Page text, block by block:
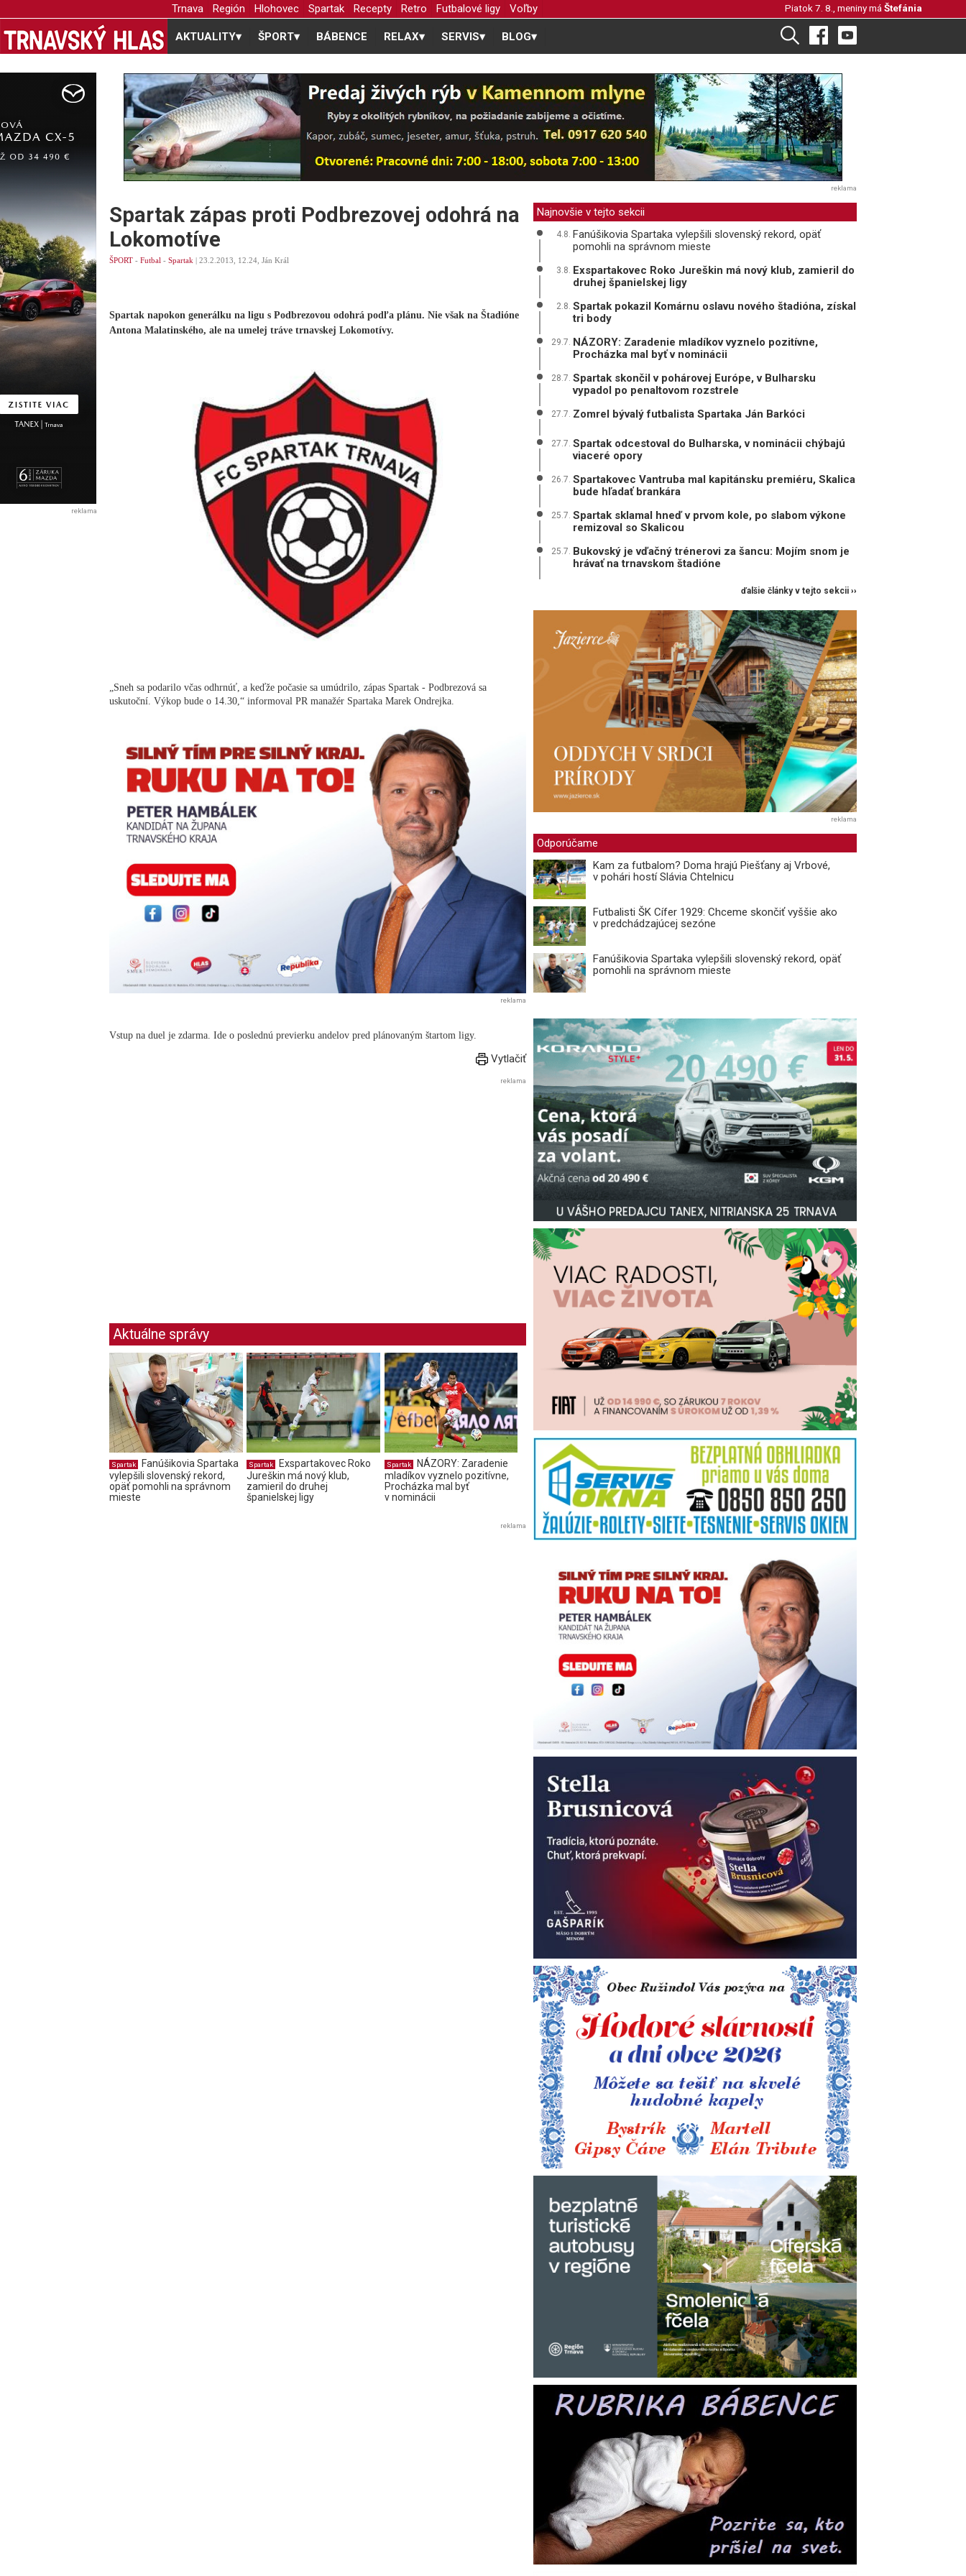
Trnava Región Hlohovec Spartak Recepty Retro Futbalové ligy Voľby Piatok 7. 8., meniny má Štefánia
AKTUALITY▾ ŠPORT▾ BÁBENCE RELAX▾ SERVIS▾ BLOG▾
reklama
Spartak zápas proti Podbrezovej odohrá na
Lokomotíve
ŠPORT - Futbal - Spartak | 23.2.2013, 12.24, Ján Král
Spartak napokon generálku na ligu s Podbrezovou odohrá podľa plánu. Nie však na Štadióne
Antona Malatinského, ale na umelej tráve trnavskej Lokomotívy.
„Sneh sa podarilo včas odhrnúť, a keďže počasie sa umúdrilo, zápas Spartak - Podbrezová sa
uskutoční. Výkop bude o 14.30,“ informoval PR manažér Spartaka Marek Ondrejka.
reklama
Vstup na duel je zdarma. Ide o poslednú previerku andelov pred plánovaným štartom ligy.
Vytlačiť
reklama
Aktuálne správy
Spartak
Fanúšikovia Spartaka
vylepšili slovenský rekord,
opäť pomohli na správnom
mieste
Spartak
Exspartakovec Roko
Jureškin má nový klub,
zamieril do druhej
španielskej ligy
Spartak
NÁZORY: Zaradenie
mladíkov vyznelo pozitívne,
Procházka mal byť
v nominácii
reklama
Najnovšie v tejto sekcii
4.8. Fanúšikovia Spartaka vylepšili slovenský rekord, opäť
pomohli na správnom mieste
3.8. Exspartakovec Roko Jureškin má nový klub, zamieril do
druhej španielskej ligy
2.8. Spartak pokazil Komárnu oslavu nového štadióna, získal
tri body
29.7. NÁZORY: Zaradenie mladíkov vyznelo pozitívne,
Procházka mal byť v nominácii
28.7. Spartak skončil v pohárovej Európe, v Bulharsku
vypadol po penaltovom rozstrele
27.7. Zomrel bývalý futbalista Spartaka Ján Barkóci
27.7. Spartak odcestoval do Bulharska, v nominácii chýbajú
viaceré opory
26.7. Spartakovec Vantruba mal kapitánsku premiéru, Skalica
bude hľadať brankára
25.7. Spartak sklamal hneď v prvom kole, po slabom výkone
remizoval so Skalicou
25.7. Bukovský je vďačný trénerovi za šancu: Mojím snom je
hrávať na trnavskom štadióne
ďalšie články v tejto sekcii ››
reklama
Odporúčame
Kam za futbalom? Doma hrajú Piešťany aj Vrbové,
v pohári hostí Slávia Chtelnicu
Futbalisti ŠK Cífer 1929: Chceme skončiť vyššie ako
v predchádzajúcej sezóne
Fanúšikovia Spartaka vylepšili slovenský rekord, opäť
pomohli na správnom mieste
reklama